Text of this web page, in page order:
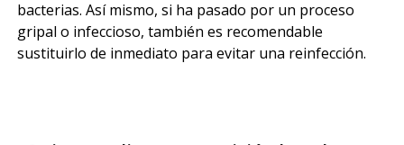
bacterias. Así mismo, si ha pasado por un proceso
gripal o infeccioso, también es recomendable
sustituirlo de inmediato para evitar una reinfección.